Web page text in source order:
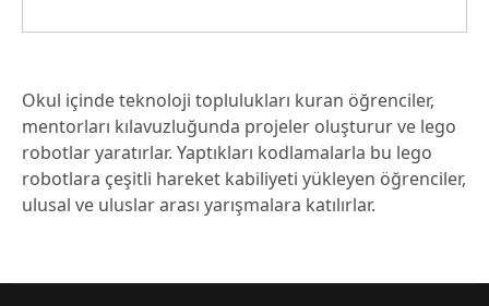
Okul içinde teknoloji toplulukları kuran öğrenciler,
mentorları kılavuzluğunda projeler oluşturur ve lego
robotlar yaratırlar. Yaptıkları kodlamalarla bu lego
robotlara çeşitli hareket kabiliyeti yükleyen öğrenciler,
ulusal ve uluslar arası yarışmalara katılırlar.